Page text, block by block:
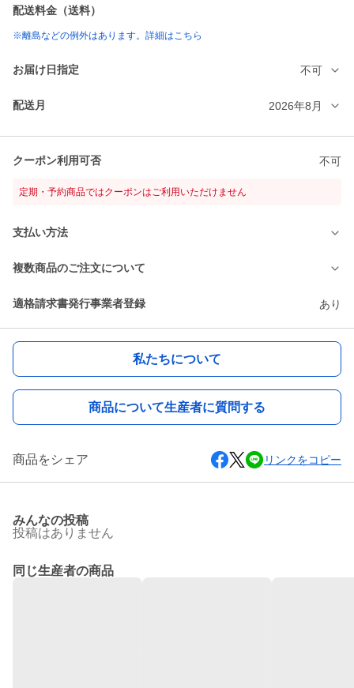
配送料金（送料）
※離島などの例外はあります。詳細はこちら
お届け日指定 不可
配送月 2026年8月
クーポン利用可否 不可
定期・予約商品ではクーポンはご利用いただけません
支払い方法
複数商品のご注文について
適格請求書発行事業者登録 あり
私たちについて
商品について生産者に質問する
商品をシェア リンクをコピー
みんなの投稿
投稿はありません
同じ生産者の商品